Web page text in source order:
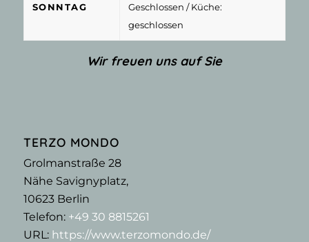
SONNTAG Geschlossen / Küche:
geschlossen
Wir freuen uns auf Sie
TERZO MONDO
Grolmanstraße 28
Nähe Savignyplatz,
10623Berlin
Telefon: +49 30 8815261
URL: https://www.terzomondo.de/